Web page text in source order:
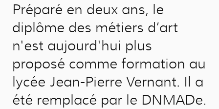
Préparé en deux ans, le
diplôme des métiers d’art
n'est aujourd'hui plus
proposé comme formation au
lycée Jean-Pierre Vernant. Il a
été remplacé par le DNMADe.